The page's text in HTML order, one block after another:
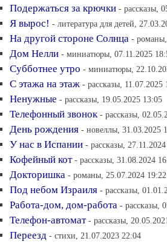
Подержаться за крючки - рассказы,
Я вырос! - литература для детей,
На другой стороне Солнца -
Дом Нелли - миниатюры, 07.11.2025
Субботнее утро - миниатюры,
С этажа на этаж - рассказы, 11.07.2025
Ненужные - рассказы, 19.05.2025 13:05
Телефонный звонок - рассказы,
День рождения - новеллы, 31.03.2025
У нас в Испании - рассказы,
Кофейный кот - рассказы, 31.08.2024
Докторишка - романы, 25.07.2024 19:22
Под небом Израиля - рассказы,
Работа-дом, дом-работа - рассказы,
Телефон-автомат - рассказы,
Переезд - стихи, 21.07.2023 22:04